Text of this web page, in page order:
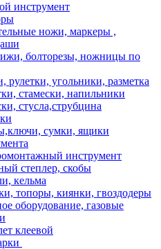
инструмент
ножи, маркеры ,
болторезы, ножницы по
рулетки, угольники, разметка
стамески, напильники
стусла,струбцина
сумки, ящики
инструмент
степлер, скобы
кельма
топоры, киянки, гвоздодеры
оборудование, газовые
клеевой